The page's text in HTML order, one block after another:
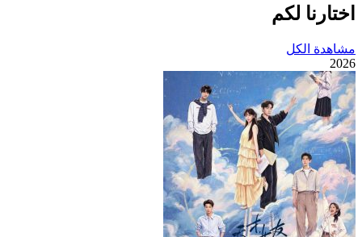
اختارنا لكم
مشاهدة الكل
2026